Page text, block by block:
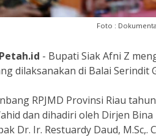
Foto :
- Bupati Siak Afni Z
dilaksanakan di Balai Serindit
RPJMD Provinsi Riau
dan dihadiri oleh Dirjen
Dr. Ir. Restuardy Daud,